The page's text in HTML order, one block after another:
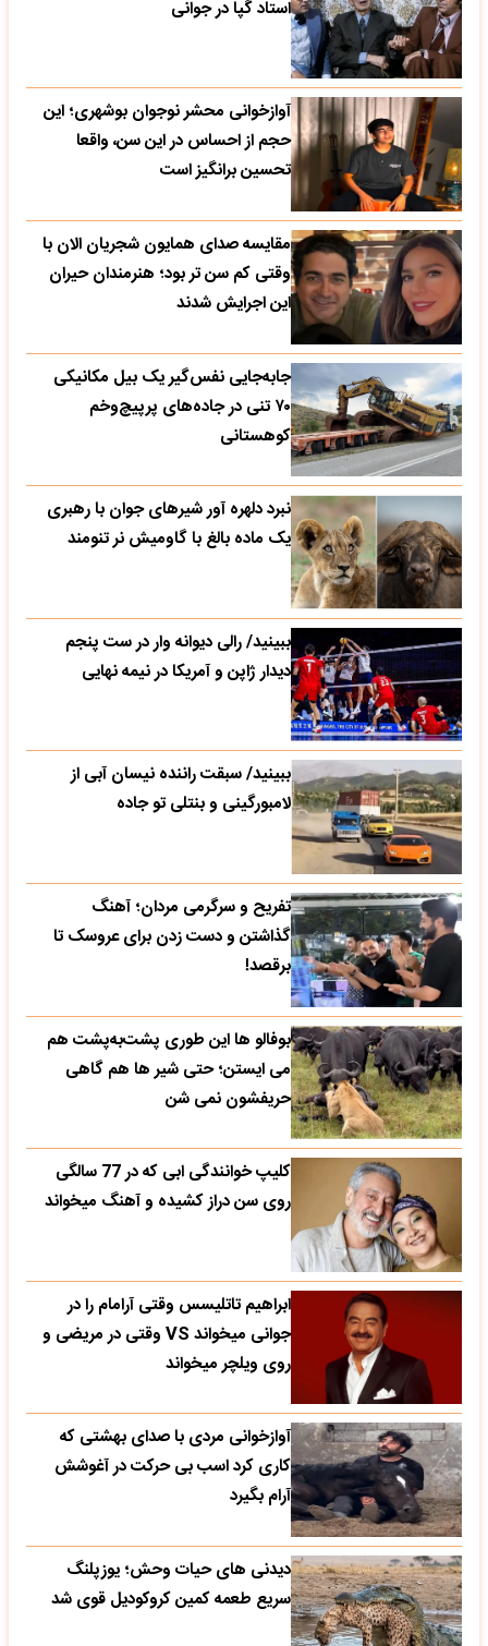
استاد گپا در جوانی
آوازخوانی محشر نوجوان بوشهری؛ این
حجم از احساس در این سن، واقعا
تحسین‌ برانگیز است
مقایسه صدای همایون شجریان الان با
وقتی کم سن تر بود؛ هنرمندان حیران
این اجرایش شدند
جابه‌جایی نفس‌گیر یک بیل مکانیکی
۷۰ تنی در جاده‌های پرپیچ‌وخم
کوهستانی
نبرد دلهره آور شیرهای جوان با رهبری
یک ماده بالغ با گاومیش نر تنومند
ببینید/ رالی دیوانه وار در ست پنجم
دیدار ژاپن و آمریکا در نیمه نهایی
ببینید/ سبقت راننده نیسان آبی از
لامبورگینی و بنتلی تو جاده
تفریح و سرگرمی مردان؛ آهنگ
گذاشتن و دست زدن برای عروسک تا
برقصد!
بوفالو ها این‌ طوری پشت‌به‌پشت هم
می‌ ایستن؛ حتی شیر ها هم گاهی
حریفشون نمی‌ شن
کلیپ خوانندگی ابی که در 77 سالگی
روی سن دراز کشیده و آهنگ میخواند
ابراهیم تاتلیسس وقتی آرامام را در
جوانی میخواند VS وقتی در مریضی و
روی ویلچر میخواند
آوازخوانی مردی با صدای بهشتی که
کاری کرد اسب بی حرکت در آغوشش
آرام بگیرد
دیدنی های حیات وحش؛ یوزپلنگ
سریع طعمه کمین کروکودیل قوی شد